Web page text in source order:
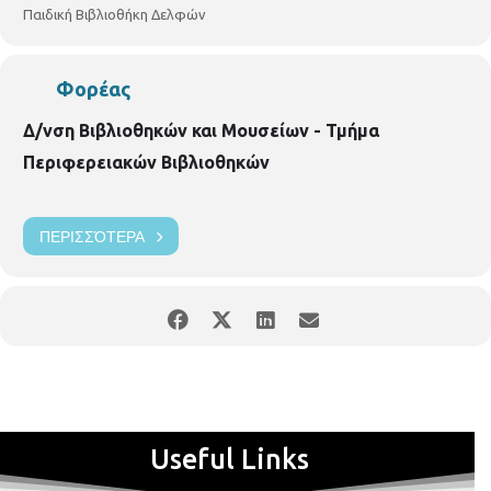
Παιδική Βιβλιοθήκη Δελφών
Φορέας
Δ/νση Βιβλιοθηκών και Μουσείων - Τμήμα
Περιφερειακών Βιβλιοθηκών
ΠΕΡΙΣΣΌΤΕΡΑ
Useful Links